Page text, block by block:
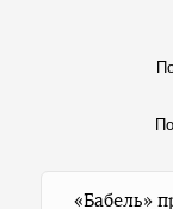
«Бабель»